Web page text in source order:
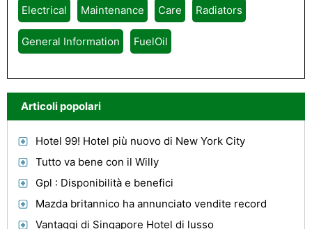
Electrical Maintenance Care Radiators
General Information FuelOil
Articoli popolari
Hotel 99! Hotel più nuovo di New York City
Tutto va bene con il Willy
Gpl : Disponibilità e benefici
Mazda britannico ha annunciato vendite record
Vantaggi di Singapore Hotel di lusso